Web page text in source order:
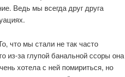
Ведь мы всегда друг друга
что мы стали не так часто
из-за глупой банальной ссоры она
хотела с ней помириться, но